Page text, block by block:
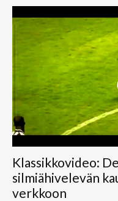
Klassikkovideo:
silmiähivelevän
verkkoon